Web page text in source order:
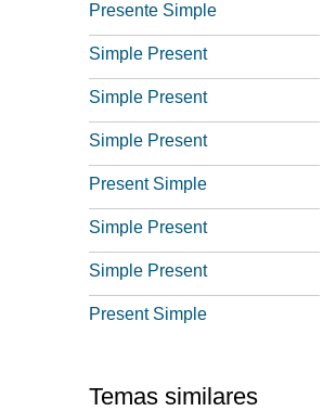
Presente Simple
Simple Present
Simple Present
Simple Present
Present Simple
Simple Present
Simple Present
Present Simple
Temas similares